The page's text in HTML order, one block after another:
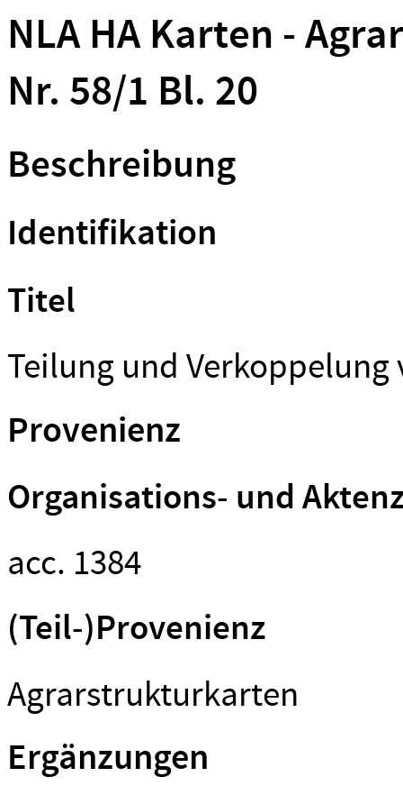
NLA HA Karten -
Nr. 58/1 Bl. 20
Beschreibung
Identifikation
Titel
Teilung und
Provenienz
Organisations- und
acc. 1384
(Teil-)Provenienz
Agrarstrukturkarten
Ergänzungen